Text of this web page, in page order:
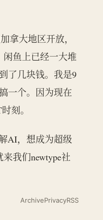
拿大地区开放，
鱼上已经一大堆
了几块钱。我是9
一个。因为现在
刻。
AI，想成为超级
我们newtype社
ArchivePrivacyRSS